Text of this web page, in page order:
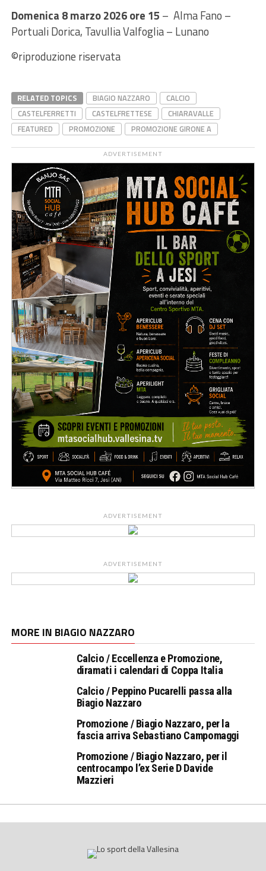
Domenica 8 marzo 2026 ore 15 – Alma Fano –
Portuali Dorica, Tavullia Valfoglia – Lunano
©riproduzione riservata
RELATED TOPICS BIAGIO NAZZARO
CALCIO
CASTELFERRETTI
CASTELFRETTESE
CHIARAVALLE
FEATURED
PROMOZIONE PROMOZIONE GIRONE A
ADVERTISEMENT
ADVERTISEMENT
ADVERTISEMENT
MORE IN BIAGIO NAZZARO
Calcio / Eccellenza e Promozione,
diramati i calendari di Coppa Italia
Calcio / Peppino Pucarelli passa alla
Biagio Nazzaro
Promozione / Biagio Nazzaro, per la
fascia arriva Sebastiano Campomaggi
Promozione / Biagio Nazzaro, per il
centrocampo l’ex Serie D Davide
Mazzieri